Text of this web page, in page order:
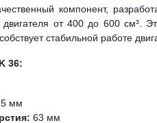
компонент,
от 400 до 600 см³.
стабильной работе
36:
мм
63 мм